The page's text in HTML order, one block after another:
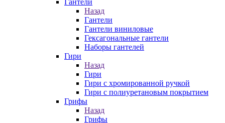
Гантели
Назад
Гантели
Гантели виниловые
Гексагональные гантели
Наборы гантелей
Гири
Назад
Гири
Гири с хромированной ручкой
Гири с полиуретановым покрытием
Грифы
Назад
Грифы